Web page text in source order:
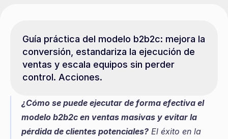
Guía práctica del modelo b2b2c: mejora la
conversión, estandariza la ejecución de
ventas y escala equipos sin perder
control. Acciones.
¿Cómo se puede ejecutar de forma efectiva el
modelo b2b2c en ventas masivas y evitar la
pérdida de clientes potenciales? El éxito en la